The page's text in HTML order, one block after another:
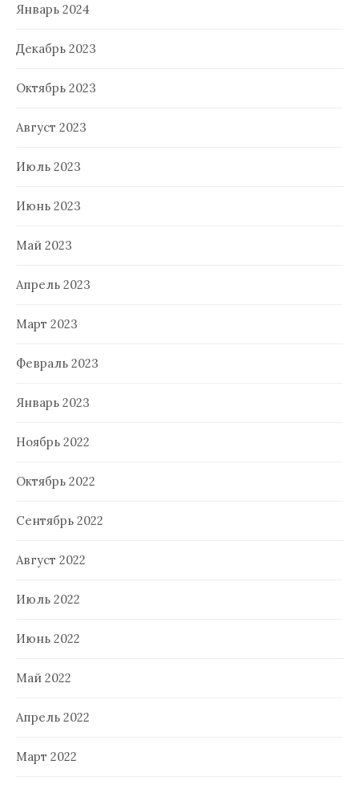
Январь 2024
Декабрь 2023
Октябрь 2023
Август 2023
Июль 2023
Июнь 2023
Май 2023
Апрель 2023
Март 2023
Февраль 2023
Январь 2023
Ноябрь 2022
Октябрь 2022
Сентябрь 2022
Август 2022
Июль 2022
Июнь 2022
Май 2022
Апрель 2022
Март 2022